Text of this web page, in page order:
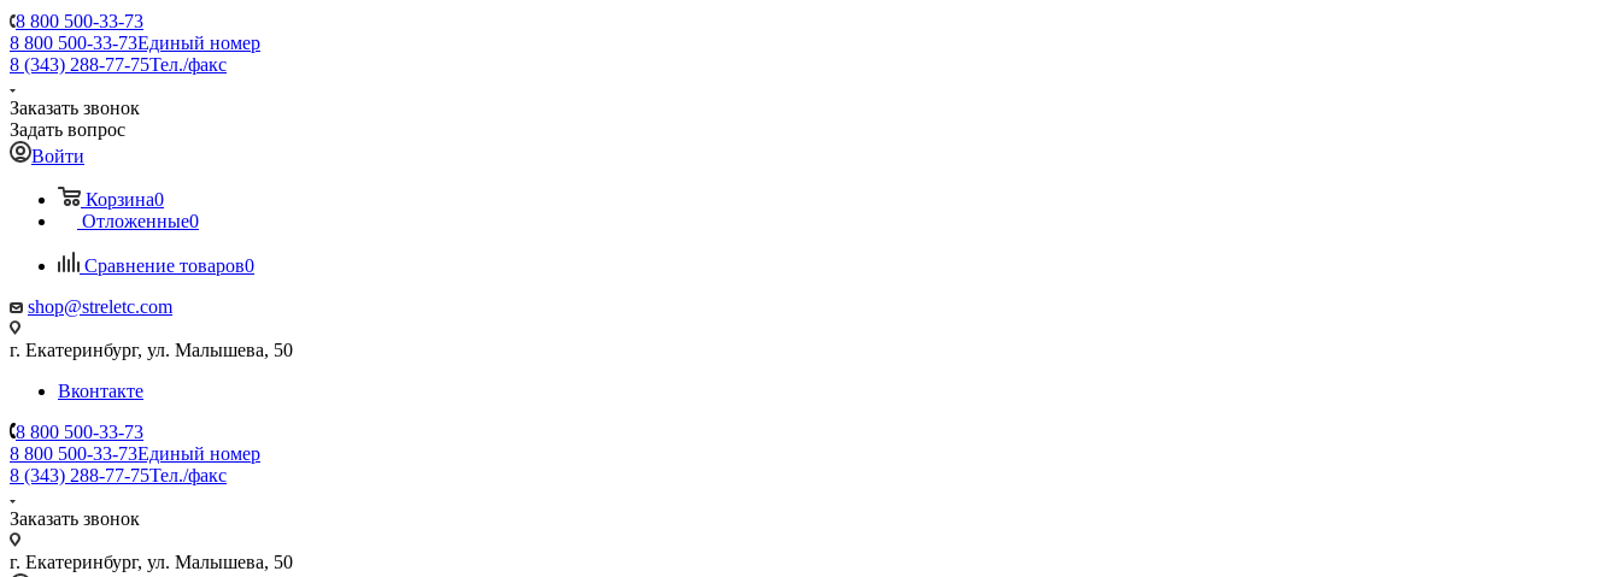
8 800 500-33-73
8 800 500-33-73Единый номер
8 (343) 288-77-75Тел./факс
Заказать звонок
Задать вопрос
Войти
Корзина0
Отложенные0
Сравнение товаров0
shop@streletc.com
г. Екатеринбург, ул. Малышева, 50
Вконтакте
8 800 500-33-73
8 800 500-33-73Единый номер
8 (343) 288-77-75Тел./факс
Заказать звонок
г. Екатеринбург, ул. Малышева, 50